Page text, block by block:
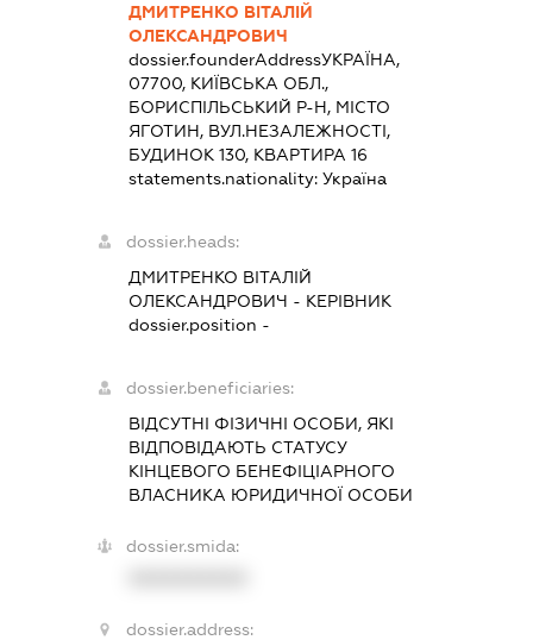
ДМИТРЕНКО ВІТАЛІЙ
ОЛЕКСАНДРОВИЧ
dossier.founderAddressУКРАЇНА,
07700, КИЇВСЬКА ОБЛ.,
БОРИСПІЛЬСЬКИЙ Р-Н, МІСТО
ЯГОТИН, ВУЛ.НЕЗАЛЕЖНОСТІ,
БУДИНОК 130, КВАРТИРА 16
statements.nationality: Україна
dossier.heads:
ДМИТРЕНКО ВІТАЛІЙ
ОЛЕКСАНДРОВИЧ - КЕРІВНИК
dossier.position -
dossier.beneficiaries:
ВІДСУТНІ ФІЗИЧНІ ОСОБИ, ЯКІ
ВІДПОВІДАЮТЬ СТАТУСУ
КІНЦЕВОГО БЕНЕФІЦІАРНОГО
ВЛАСНИКА ЮРИДИЧНОЇ ОСОБИ
dossier.smida:
dossier.address: